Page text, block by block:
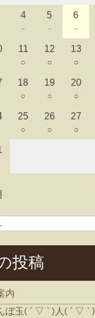
4
－
5
－
6
－
11
○
12
○
13
○
18
○
19
○
20
○
25
○
26
○
27
○
投稿
内
ぼ玉( ´ ▽ ` )人( ´ ▽ ` )